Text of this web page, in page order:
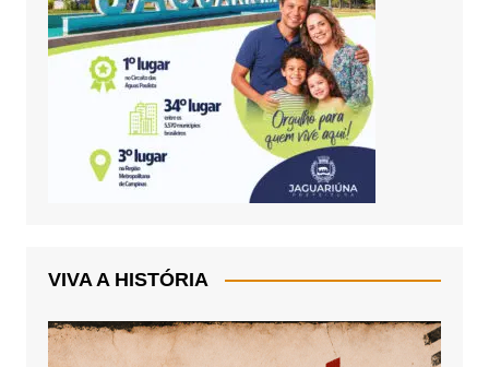
VIVA A HISTÓRIA